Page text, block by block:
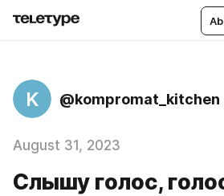
K @kompromat_kitchen
August 31, 2023
Слышу голос,